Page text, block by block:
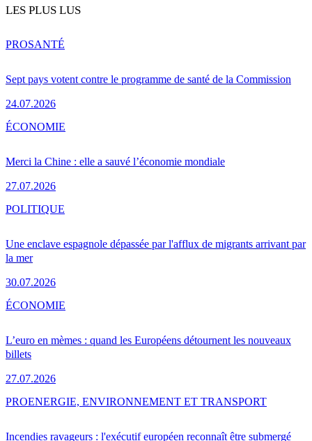
LES PLUS LUS
Sept pays votent contre le programme de santé de la Commission
24.07.2026
PROSANTÉ
Merci la Chine : elle a sauvé l’économie mondiale
27.07.2026
ÉCONOMIE
Une enclave espagnole dépassée par l'afflux de migrants arrivant par
la mer
30.07.2026
POLITIQUE
L’euro en mèmes : quand les Européens détournent les nouveaux
billets
27.07.2026
ÉCONOMIE
Incendies ravageurs : l'exécutif européen reconnaît être submergé
PROENERGIE, ENVIRONNEMENT ET TRANSPORT